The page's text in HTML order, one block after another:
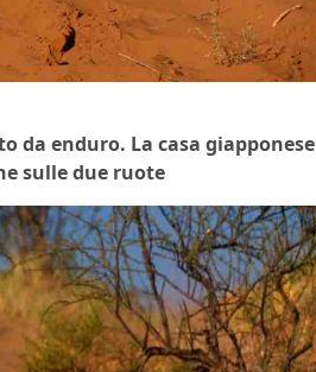
da enduro. La casa giapponese
sulle due ruote